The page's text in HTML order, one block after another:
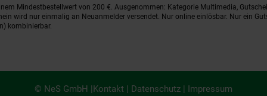
Mindestbestellwert von 200 €. Ausgenommen: Kategorie Multimedia,
wird nur einmalig an Neuanmelder versendet. Nur online einlösbar. Nur ein
kombinierbar.
© NeS GmbH |Kontakt | Datenschutz | Impressum